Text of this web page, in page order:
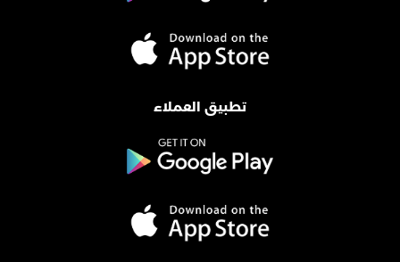
تطبيق العملاء